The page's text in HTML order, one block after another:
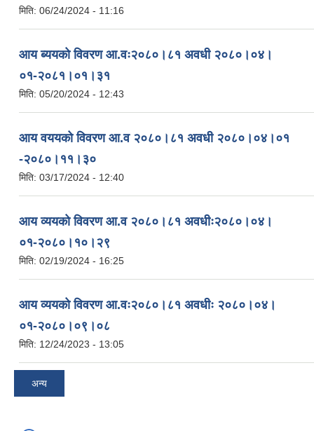
मिति: 06/24/2024 - 11:16
आय ब्ययको विवरण आ.वः२०८०।८१ अवधी २०८०।०४।
०१-२०८१।०१।३१
मिति: 05/20/2024 - 12:43
आय वययको विवरण आ.व २०८०।८१ अवधी २०८०।०४।०१
-२०८०।११।३०
मिति: 03/17/2024 - 12:40
आय व्ययको विवरण आ.व २०८०।८१ अवधीः२०८०।०४।
०१-२०८०।१०।२९
मिति: 02/19/2024 - 16:25
आय व्ययको विवरण आ.वः२०८०।८१ अवधीः २०८०।०४।
०१-२०८०।०९।०८
मिति: 12/24/2023 - 13:05
अन्य